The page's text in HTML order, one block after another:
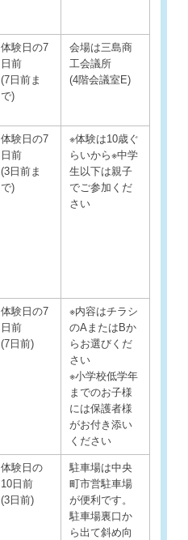
体験日の7
日前
(7日前ま
で)
会場は三島商
工会議所
(4階会議室E)
体験日の7
日前
(3日前ま
で)
※体験は10歳ぐ
らいから※中学
生以下は親子
でご参加くだ
さい
体験日の7
日前
(7日前)
※内容はチラシ
のAまたはBか
らお選びくだ
さい
※小学校低学年
までのお子様
には保護者様
がお付き添い
ください
体験日の
10日前
(3日前)
駐車場は中央
町市営駐車場
が便利です。
駐車場裏口か
ら出て斜め向